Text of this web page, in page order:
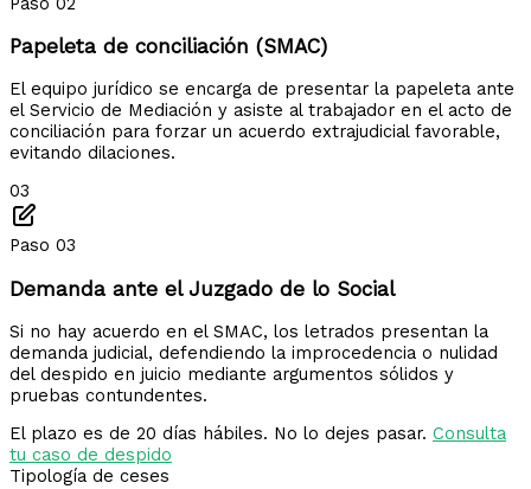
Papeleta de conciliación (SMAC)
El equipo jurídico se encarga de presentar la papeleta ante
el Servicio de Mediación y asiste al trabajador en el acto de
conciliación para forzar un acuerdo extrajudicial favorable,
evitando dilaciones.
03
Paso 03
Demanda ante el Juzgado de lo Social
Si no hay acuerdo en el SMAC, los letrados presentan la
demanda judicial, defendiendo la improcedencia o nulidad
del despido en juicio mediante argumentos sólidos y
pruebas contundentes.
El plazo es de 20 días hábiles. No lo dejes pasar. Consulta
tu caso de despido
Tipología de ceses